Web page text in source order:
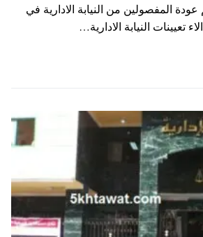
المفصولين من النيابة الادارية في
تعيينات النيابة الادارية…